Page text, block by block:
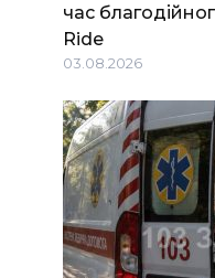
час
Ride
03.08.2026